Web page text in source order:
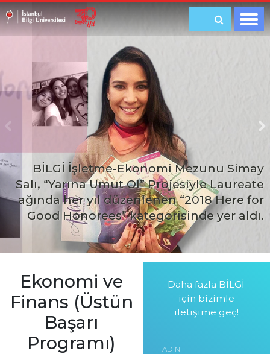
BİLGİ İşletme-Ekonomi Mezunu Simay
Salı, “Yarına Umut Ol” Projesiyle Laureate
ağında her yıl düzenlenen “2018 Here for
Good Honorees” kategorisinde yer aldı.
Ekonomi ve
Finans (Üstün
Başarı
Programı)
Daha fazla BİLGİ
için bizimle
iletişime geç!